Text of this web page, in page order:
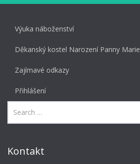
Výuka náboženství
Děkanský kostel Narození Panny Marie
Zajímavé odkazy
Přihlášení
Kontakt